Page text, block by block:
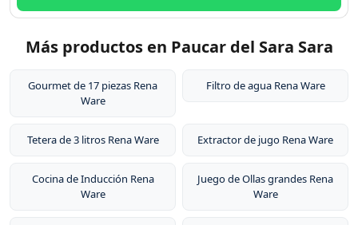
Más productos en Paucar del Sara Sara
Gourmet de 17 piezas Rena
Ware
Filtro de agua Rena Ware
Tetera de 3 litros Rena Ware Extractor de jugo Rena Ware
Cocina de Inducción Rena
Ware
Juego de Ollas grandes Rena
Ware